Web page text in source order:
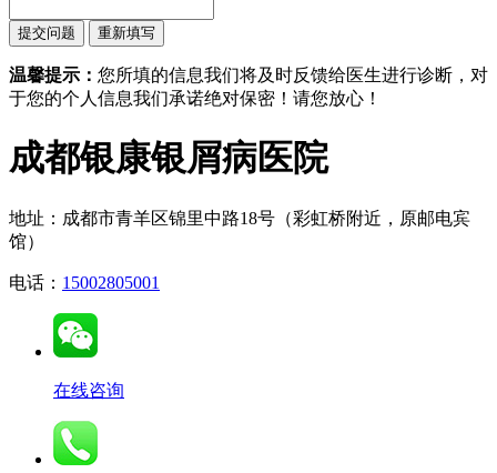
温馨提示： 您所填的信息我们将及时反馈给医生进行诊断，对
于您的个人信息我们承诺绝对保密！请您放心！
成都银康银屑病医院
地址：成都市青羊区锦里中路18号（彩虹桥附近，原邮电宾
馆）
电话： 15002805001
在线咨询